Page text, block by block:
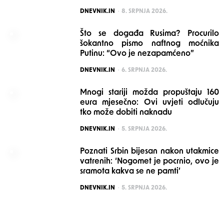
POSTED
DNEVNIK.IN 8. SRPNJA 2026.
Što se događa Rusima? Procurilo
šokantno pismo naftnog moćnika
Putinu: “Ovo je nezapamćeno”
POSTED
DNEVNIK.IN 6. SRPNJA 2026.
Mnogi stariji možda propuštaju 160
eura mjesečno: Ovi uvjeti odlučuju
tko može dobiti naknadu
POSTED
DNEVNIK.IN 5. SRPNJA 2026.
Poznati Srbin bijesan nakon utakmice
vatrenih: ‘Nogomet je pocrnio, ovo je
sramota kakva se ne pamti’
POSTED
DNEVNIK.IN 5. SRPNJA 2026.